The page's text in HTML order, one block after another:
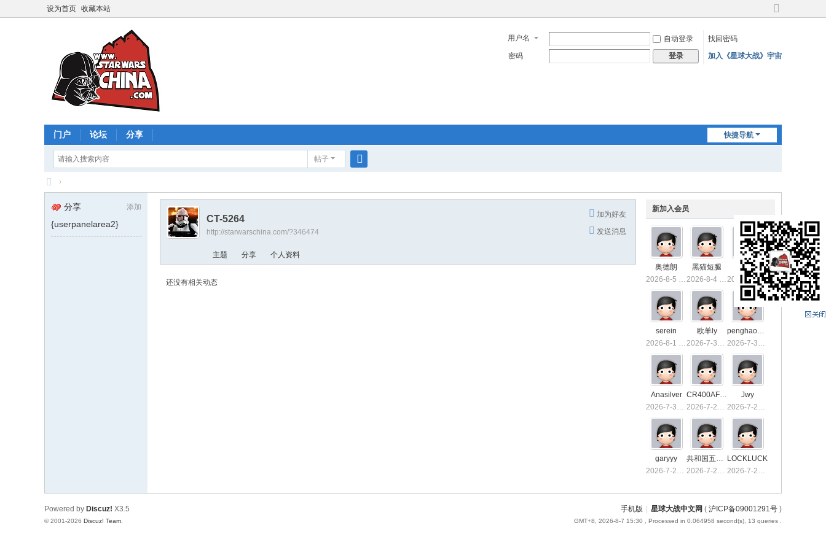
设为首页 收藏本站
切
宽
用户名 自动登录
找回密码
密码
登录 加入《星球大战》宇宙
快捷导航
门户 论坛 分享
帖子
索
大
›
添加
分享
{userpanelarea2}
新加入会员
奥德朗
2026-8-5 13:36
黑猫短腿
2026-8-4 15:50
Nimbus
2026-8-4 01:40
serein
2026-8-1 01:26
欧羊ly
2026-7-31 10:03
penghaoxiake
2026-7-30 23:53
Anasilver
2026-7-30 01:03
CR400AF-1039
2026-7-29 23:32
Jwy
2026-7-29 19:21
garyyy
2026-7-26 21:16
共和国五星上将
2026-7-23 13:55
LOCKLUCK
2026-7-23 00:55
加为好友
发送消息
CT-5264
http://starwarschina.com/?346474
主题 分享 个人资料
还没有相关动态
手机版 星球大战中文网 ( 沪ICP备09001291号 )
GMT+8, 2026-8-7 15:30 , Processed in 0.064958 second(s), 13 queries .
Powered by Discuz! X3.5
© 2001-2026 Discuz! Team